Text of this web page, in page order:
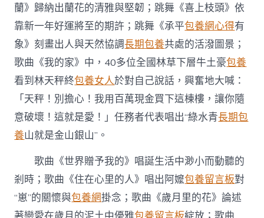
蘭》歸納出蘭花的清雅與堅韌；跳舞《喜上枝頭》依
靠新一年好運將至的期許；跳舞《承平包養網心得有
象》刻畫出人與天然協調長期包養共處的活潑圖景；
歌曲《我的家》中，40多位全國林草下層牛土豪包養
看到林天秤終包養女人於對自己說話，興奮地大喊：
「天秤！別擔心！我用百萬現金買下這棟樓，讓你隨
意破壞！這就是愛！」任務者代表唱出“綠水青長期包
養山就是金山銀山”。
歌曲《世界贈予我的》唱誕生活中渺小而動聽的
剎時；歌曲《住在心里的人》唱出阿嬤包養留言板對
“崽”的關懷與包養網掛念；歌曲《歲月里的花》論述